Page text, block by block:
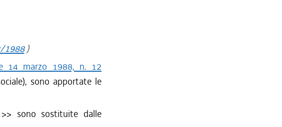
1988)
14 marzo 1988, n. 12
sono apportate le
>> sono sostituite dalle